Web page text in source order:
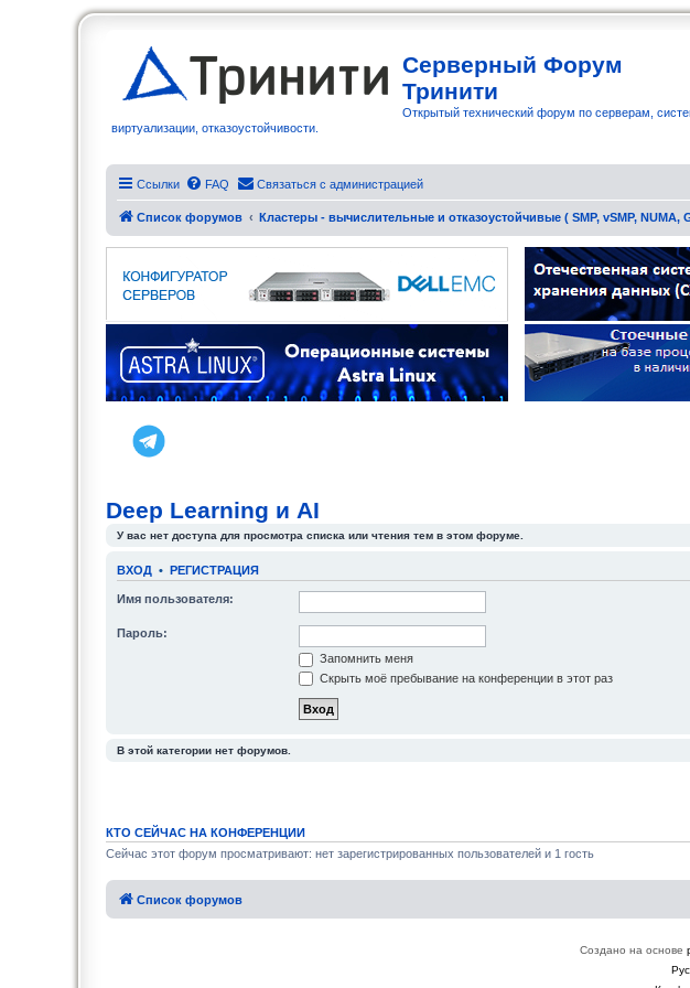
Серверный Форум
Тринити
Открытый технический форум по серверам,
виртуализации, отказоустойчивости.
Ссылки FAQ Связаться с администрацией
Список форумов Кластеры - вычислительные и отказоустойчивые ( SMP, vSMP, NUMA,
Deep Learning и AI
У вас нет доступа для просмотра списка или чтения тем в этом форуме.
ВХОД • РЕГИСТРАЦИЯ
Имя пользователя:
Пароль:
Запомнить меня
Скрыть моё пребывание на конференции в этот раз
В этой категории нет форумов.
КТО СЕЙЧАС НА КОНФЕРЕНЦИИ
Сейчас этот форум просматривают: нет зарегистрированных пользователей и 1 гость
Список форумов
Создано на основе